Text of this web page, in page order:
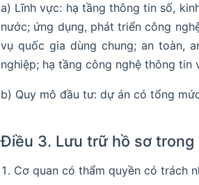
a) Lĩnh vực: hạ tầng thông tin số,
nước; ứng dụng, phát triển công
vụ quốc gia dùng chung; an toàn,
nghiệp; hạ tầng công nghệ thông
b) Quy mô đầu tư: dự án có tổng
Điều 3. Lưu trữ hồ sơ
Cơ quan có thẩm quyền có trách